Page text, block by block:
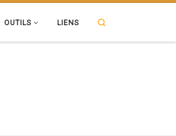
OUTILS LIENS